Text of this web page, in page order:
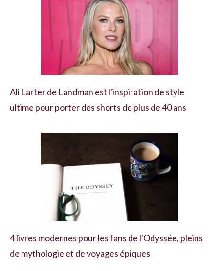
Ali Larter de Landman est l'inspiration de style
ultime pour porter des shorts de plus de 40 ans
4 livres modernes pour les fans de l'Odyssée, pleins
de mythologie et de voyages épiques